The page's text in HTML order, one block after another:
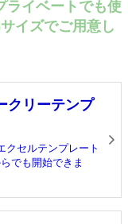
ライベートでも使
イズでご用意し
クリーテンプ
クセルテンプレート
でも開始できま